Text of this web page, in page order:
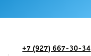
+7 (927) 667-30-34